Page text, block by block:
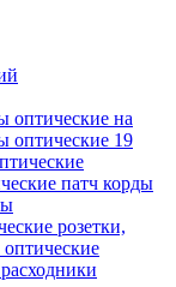
оптические на
оптические 19
патч корды
розетки,